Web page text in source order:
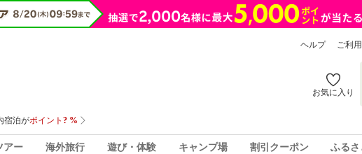
ヘルプ ご利
お気に入り
アー 海外旅行 遊び・体験 キャンプ場 割引クーポン ふる